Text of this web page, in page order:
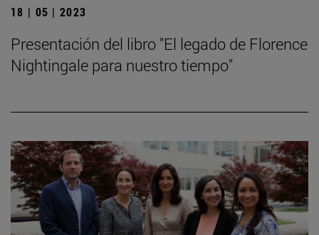
18 | 05 | 2023
Presentación del libro "El legado de Florence
Nightingale para nuestro tiempo"